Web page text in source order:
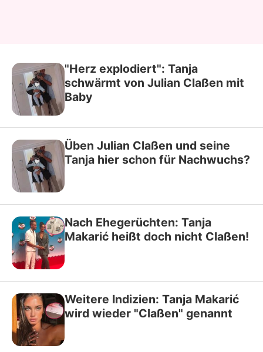
"Herz explodiert": Tanja
schwärmt von Julian Claßen mit
Baby
Üben Julian Claßen und seine
Tanja hier schon für Nachwuchs?
Nach Ehegerüchten: Tanja
Makarić heißt doch nicht Claßen!
Weitere Indizien: Tanja Makarić
wird wieder "Claßen" genannt